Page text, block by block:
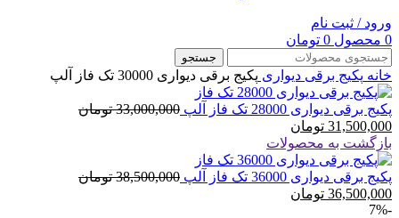
ورود / ثبت نام
0 محصول 0 تومان
جستجو
خانه پکیج برقی دیواری پکیج برقی دیواری 30000 تک فاز آلپ
پکیج برقی دیواری 28000 تک فاز آلپ 33,000,000 تومانقیمت
31,500,000 تومان
فعلی
31,500,000 تومان
است.
بازگشت به محصولات
پکیج برقی دیواری 36000 تک فاز آلپ 38,500,000 تومانقیمت
36,500,000 تومان
-7%